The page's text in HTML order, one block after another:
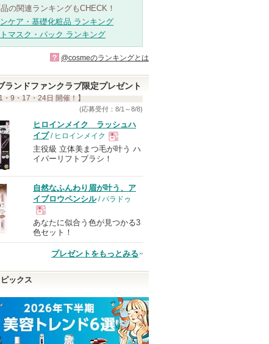
ン酸
スピーディーマスカラリ
ムーバー
ヒロインメイク
ヴォワールコレクチュー
ルｎ
クレ・ド・ポー ボーテ
の関連ランキングもCHECK！
ケア・基礎化粧品 ランキング
マスク・パック ランキング
? @cosmeのランキングとは
ランドファンクラブ限定プレゼント
・9・17・24日 開催！】
(応募受付：8/1～8/8)
ヒロインメイク ラッシュハ
イプ/ ヒロインメイク
現
品
主役級 立体美まつ毛が叶う ハ
イパーリフトブラシ！
自然なふんわり眉が叶う、ア
イブロウペンシル/ パラドゥ
現
あなたに似合う色が見つかる3
色セット！
プレゼントをもっとみる
ックス